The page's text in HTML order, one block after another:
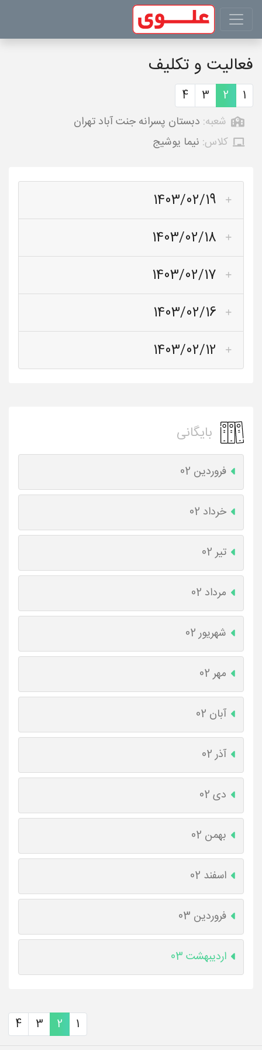
فعالیت و تکلیف
1
2
3
4
شعبه: دبستان پسرانه جنت آباد تهران
کلاس: نیما یوشیج
1403/02/19
1403/02/18
1403/02/17
1403/02/16
1403/02/12
بایگانی
فروردین 02
خرداد 02
تیر 02
مرداد 02
شهریور 02
مهر 02
آبان 02
آذر 02
دی 02
بهمن 02
اسفند 02
فروردین 03
اردیبهشت 03
1
2
3
4